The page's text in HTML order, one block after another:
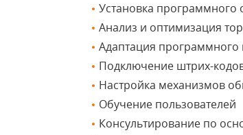
Установка программного
Анализ и оптимизация
Адаптация программного
Подключение штрих-
Настройка механизмов
Обучение пользователей
Консультирование по